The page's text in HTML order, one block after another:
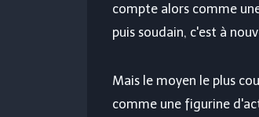
compte alors comme
puis soudain, c'est à
Mais le moyen le plus
comme une figurine